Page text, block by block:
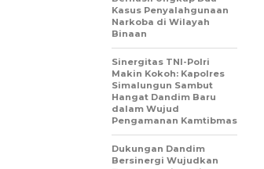
Kasus Penyalahgunaan
Narkoba di Wilayah
Binaan
Sinergitas TNI-Polri
Makin Kokoh: Kapolres
Simalungun Sambut
Hangat Dandim Baru
dalam Wujud
Pengamanan Kamtibmas
Dukungan Dandim
Bersinergi Wujudkan